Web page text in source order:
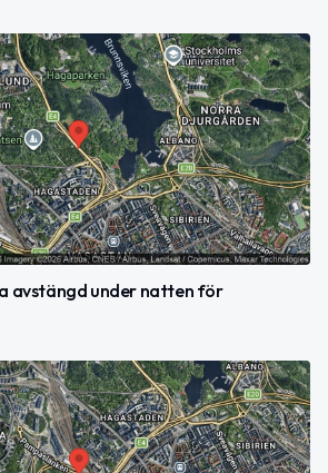
avstängd under natten för